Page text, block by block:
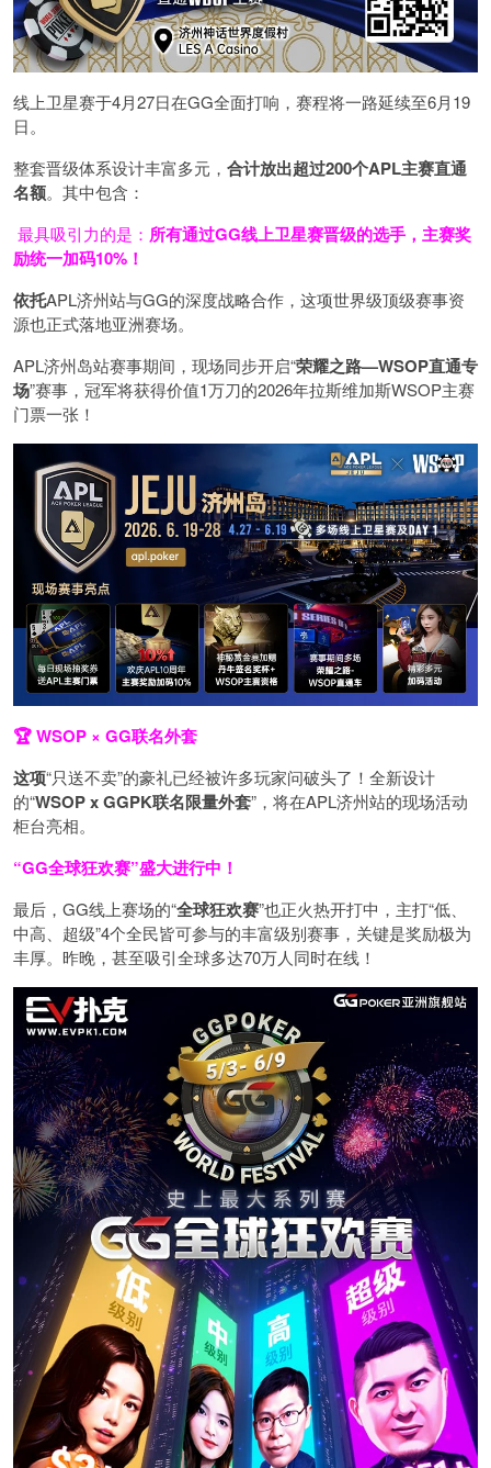
线上卫星赛于4月27日在GG全面打响，赛程将一路延续至6月19
日。
整套晋级体系设计丰富多元， 合计放出超过200个APL主赛直通
名额。其中包含：
最具吸引力的是： 所有通过GG线上卫星赛晋级的选手，主赛奖
励统一加码10% ！
依托APL济州站与GG的深度战略合作，这项世界级顶级赛事资
源也正式落地亚洲赛场。
APL济州岛站赛事期间，现场同步开启“荣耀之路—WSOP直通专
场”赛事，冠军将获得价值1万刀的2026年拉斯维加斯WSOP主赛
门票一张！
🏆 WSOP × GG联名外套
这项“只送不卖”的豪礼已经被许多玩家问破头了！全新设计
的“WSOP x GGPK联名限量外套”，将在APL济州站的现场活动
柜台亮相。
“GG全球狂欢赛”盛大进行中！
最后，GG线上赛场的“全球狂欢赛”也正火热开打中，主打“低、
中高、超级”4个全民皆可参与的丰富级别赛事，关键是奖励极为
丰厚。 昨晚，甚至吸引全球多达70万人同时在线！